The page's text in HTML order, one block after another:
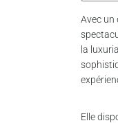
Avec un
la
Elle